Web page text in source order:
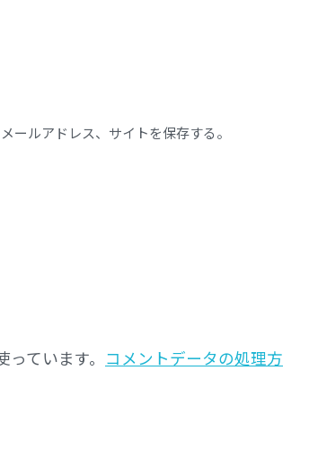
ールアドレス、サイトを保存する。
ています。 コメントデータの処理方